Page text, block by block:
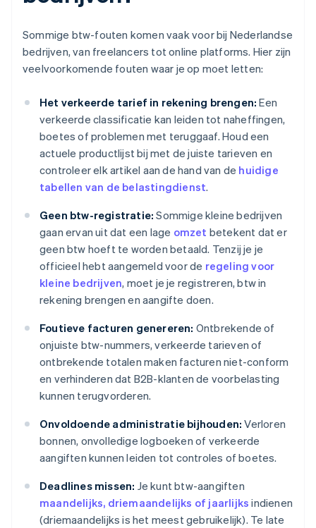
Sommige btw-fouten komen vaak voor bij Nederlandse
bedrijven, van freelancers tot online platforms. Hier zijn
veelvoorkomende fouten waar je op moet letten:
Het verkeerde tarief in rekening brengen: Een
verkeerde classificatie kan leiden tot naheffingen,
boetes of problemen met teruggaaf. Houd een
actuele productlijst bij met de juiste tarieven en
controleer elk artikel aan de hand van de huidige
tabellen van de belastingdienst.
Geen btw-registratie: Sommige kleine bedrijven
gaan ervan uit dat een lage omzet betekent dat er
geen btw hoeft te worden betaald. Tenzij je je
officieel hebt aangemeld voor de regeling voor
kleine bedrijven, moet je je registreren, btw in
rekening brengen en aangifte doen.
Foutieve facturen genereren: Ontbrekende of
onjuiste btw-nummers, verkeerde tarieven of
ontbrekende totalen maken facturen niet-conform
en verhinderen dat B2B-klanten de voorbelasting
kunnen terugvorderen.
Onvoldoende administratie bijhouden: Verloren
bonnen, onvolledige logboeken of verkeerde
aangiften kunnen leiden tot controles of boetes.
Deadlines missen: Je kunt btw-aangiften
maandelijks, driemaandelijks of jaarlijks indienen
(driemaandelijks is het meest gebruikelijk). Te late